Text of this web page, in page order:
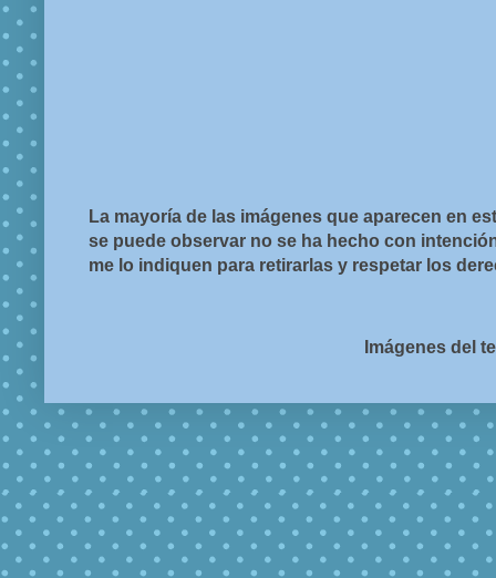
La mayoría de las imágenes que aparecen en
se puede observar no se ha hecho con
me lo indiquen para retirarlas y respetar los
Imágenes del